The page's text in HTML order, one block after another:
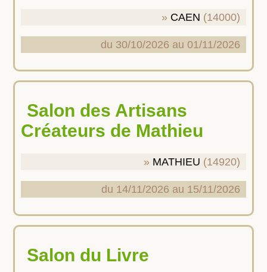
CAEN (14000)
du 30/10/2026 au 01/11/2026
Salon des Artisans
Créateurs de Mathieu
MATHIEU (14920)
du 14/11/2026 au 15/11/2026
Salon du Livre